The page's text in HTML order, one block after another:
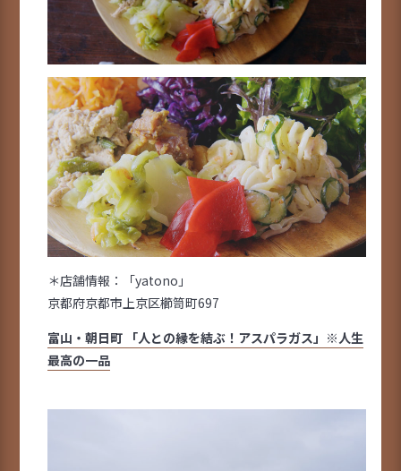
＊店舗情報：「yatono」
京都府京都市上京区櫛笥町697
富山・朝日町 「人との縁を結ぶ！アスパラガス」※人生
最高の一品